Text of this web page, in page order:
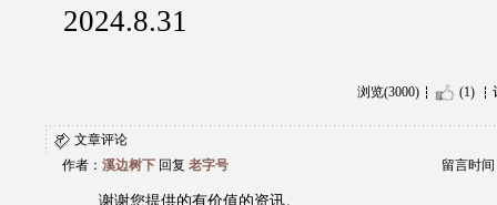
2024.8.31
浏览(3000) (1)
文章评论
作者： 溪边树下 回复 老字号 留言时间
谢谢您提供的有价值的资讯。